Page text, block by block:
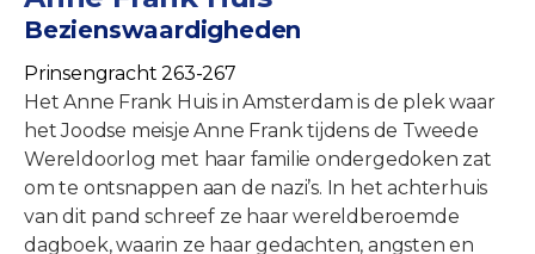
Bezienswaardigheden
Prinsengracht 263-267
Het Anne Frank Huis in Amsterdam is de plek waar
het Joodse meisje Anne Frank tijdens de Tweede
Wereldoorlog met haar familie ondergedoken zat
om te ontsnappen aan de nazi’s. In het achterhuis
van dit pand schreef ze haar wereldberoemde
dagboek, waarin ze haar gedachten, angsten en